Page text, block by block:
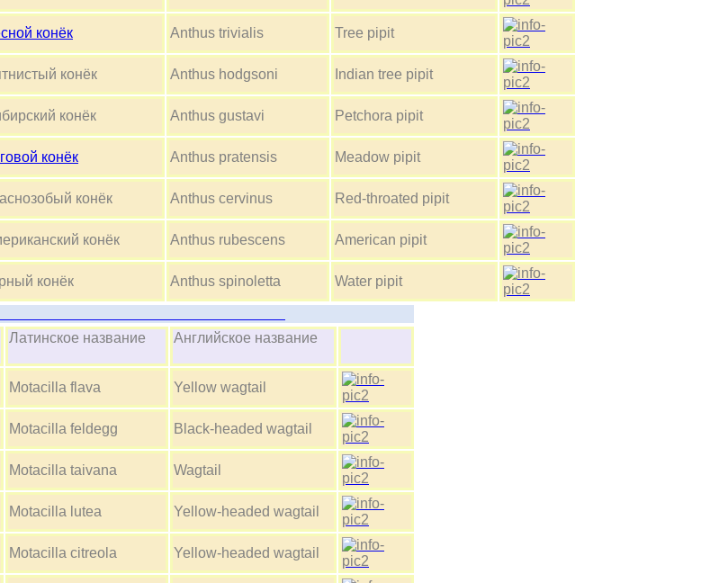
конёк Anthus trivialis Tree pipit
конёк Anthus hodgsoni Indian tree pipit
конёк Anthus gustavi Petchora pipit
конёк Anthus pratensis Meadow pipit
конёк Anthus cervinus Red-throated pipit
конёк Anthus rubescens American pipit
конёк Anthus spinoletta Water pipit
- Motacilla
Латинское название Английское название
Motacilla flava Yellow wagtail
Motacilla feldegg Black-headed wagtail
Motacilla taivana Wagtail
Motacilla lutea Yellow-headed wagtail
Motacilla citreola Yellow-headed wagtail